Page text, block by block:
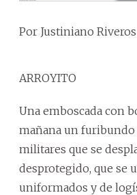
Por Justiniano Riveros
ARROYITO
Una emboscada con
mañana un furibundo
militares que se
desprotegido, que se
uniformados y de